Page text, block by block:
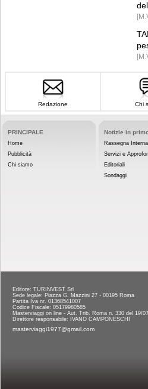
Redazione Chi
PRINCIPALE
Home
Pubblicità
Chi siamo
Notizie in
Rassegna
Servizi e
Editoriali
Sondaggi
Editore: TURINVEST Srl
Sede legale: Piazza G. Mazzini 27 - 00195 Roma
Partita Iva nr. 01368541007
Codice Fiscale: 05179980585
Masterviaggi on line - Aut. Trib. Roma n. 330 del 19/
Direttore responsabile: IVANO CAMPONESCHI
masterviaggi1977@gmail.com